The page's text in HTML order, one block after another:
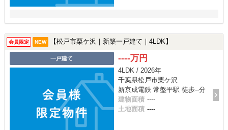
会員限定 NEW 【松戸市栗ケ沢｜新築一戸建て｜4LDK】
一戸建て ----万円
4LDK / 2026年
千葉県松戸市栗ケ沢
新京成電鉄 常盤平駅 徒歩--分
建物面積 ----
土地面積 ----